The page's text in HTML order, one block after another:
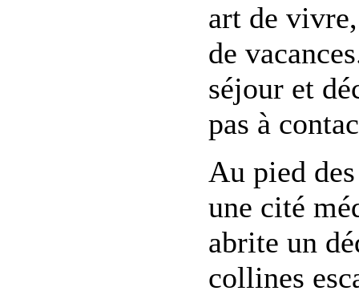
art de
de
séjour et
pas à
Au pied
une cité
abrite un
collines